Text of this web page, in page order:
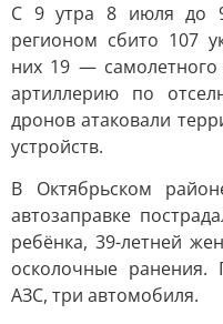
С 9 утра 8 июля до
регионом сбито 107
них 19 —
артиллерию по
дронов атаковали
устройств.
В Октябрьском
автозаправке
ребёнка, 39-летней
осколочные
АЗС, три автомобиля.